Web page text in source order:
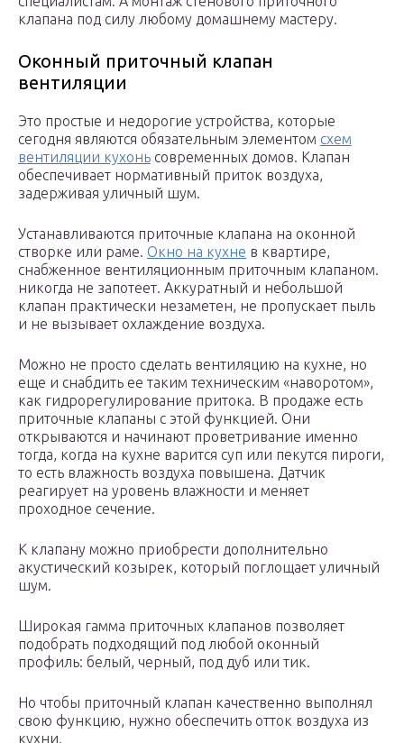
клапана под силу любому домашнему мастеру.
Оконный приточный клапан
вентиляции
Это простые и недорогие устройства, которые
сегодня являются обязательным элементом схем
вентиляции кухонь современных домов. Клапан
обеспечивает нормативный приток воздуха,
задерживая уличный шум.
Устанавливаются приточные клапана на оконной
створке или раме. Окно на кухне в квартире,
снабженное вентиляционным приточным клапаном.
никогда не запотеет. Аккуратный и небольшой
клапан практически незаметен, не пропускает пыль
и не вызывает охлаждение воздуха.
Можно не просто сделать вентиляцию на кухне, но
еще и снабдить ее таким техническим «наворотом»,
как гидрорегулирование притока. В продаже есть
приточные клапаны с этой функцией. Они
открываются и начинают проветривание именно
тогда, когда на кухне варится суп или пекутся пироги,
то есть влажность воздуха повышена. Датчик
реагирует на уровень влажности и меняет
проходное сечение.
К клапану можно приобрести дополнительно
акустический козырек, который поглощает уличный
шум.
Широкая гамма приточных клапанов позволяет
подобрать подходящий под любой оконный
профиль: белый, черный, под дуб или тик.
Но чтобы приточный клапан качественно выполнял
свою функцию, нужно обеспечить отток воздуха из
кухни.